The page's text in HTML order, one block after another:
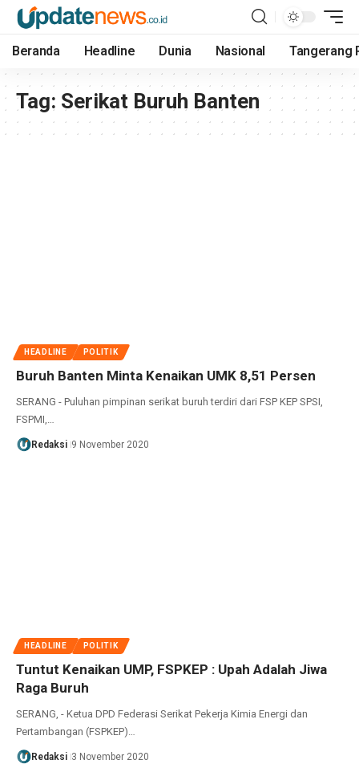
Beranda Headline Dunia Nasional Tangerang
Tag: Serikat Buruh Banten
HEADLINE POLITIK
Buruh Banten Minta Kenaikan UMK 8,51 Persen
SERANG - Puluhan pimpinan serikat buruh terdiri dari FSP KEP SPSI,
FSPMI,…
Redaksi 9 November 2020
HEADLINE POLITIK
Tuntut Kenaikan UMP, FSPKEP : Upah Adalah Jiwa
Raga Buruh
SERANG, - Ketua DPD Federasi Serikat Pekerja Kimia Energi dan
Pertambangan (FSPKEP)…
Redaksi 3 November 2020